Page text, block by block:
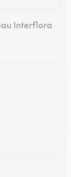
Interflora